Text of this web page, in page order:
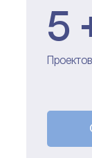
5
Проектов